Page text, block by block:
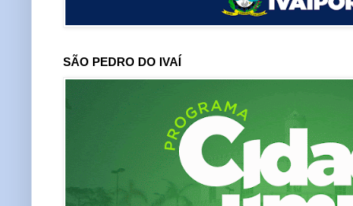
SÃO PEDRO DO IVAÍ